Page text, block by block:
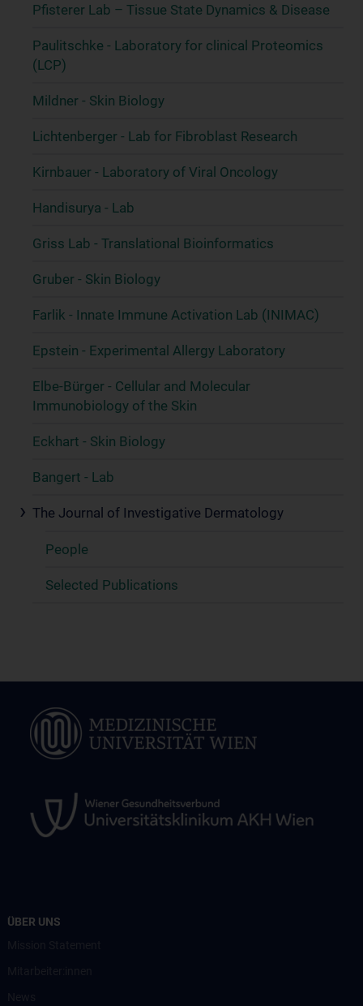
Pfisterer Lab – Tissue State Dynamics & Disease
Paulitschke - Laboratory for clinical Proteomics
(LCP)
Mildner - Skin Biology
Lichtenberger - Lab for Fibroblast Research
Kirnbauer - Laboratory of Viral Oncology
Handisurya - Lab
Griss Lab - Translational Bioinformatics
Gruber - Skin Biology
Farlik - Innate Immune Activation Lab (INIMAC)
Epstein - Experimental Allergy Laboratory
Elbe-Bürger - Cellular and Molecular
Immunobiology of the Skin
Eckhart - Skin Biology
Bangert - Lab
The Journal of Investigative Dermatology
People
Selected Publications
ÜBER UNS